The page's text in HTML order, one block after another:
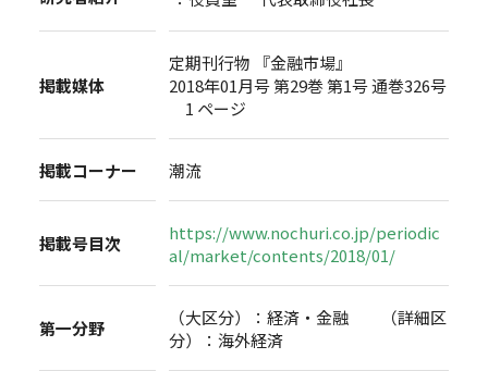
掲載媒体
定期刊行物 『金融市場』
2018年01月号 第29巻 第1号 通巻326号
1 ページ
掲載コーナー 潮流
掲載号目次
https://www.nochuri.co.jp/periodic
al/market/contents/2018/01/
第一分野
（大区分）：経済・金融 （詳細区
分）：海外経済